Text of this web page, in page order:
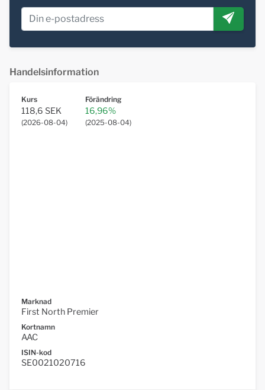
Handelsinformation
Kurs
118,6 SEK
(2026-08-04)
Förändring
16,96%
(2025-08-04)
Marknad
First North Premier
Kortnamn
AAC
ISIN-kod
SE0021020716